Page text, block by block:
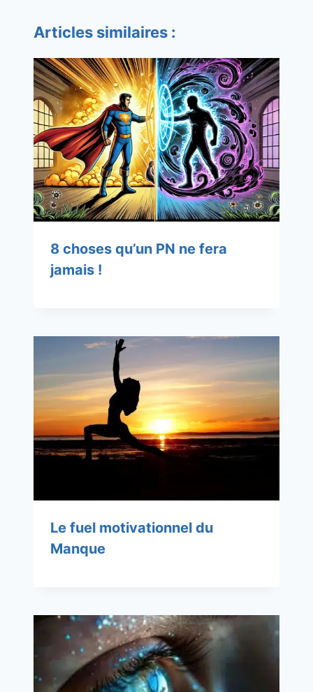
Articles similaires :
8 choses qu’un PN ne fera
jamais !
Le fuel motivationnel du
Manque